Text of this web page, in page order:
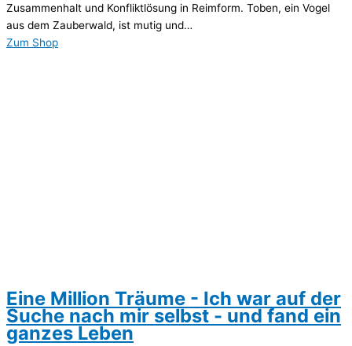
Zusammenhalt und Konfliktlösung in Reimform. Toben, ein Vogel
aus dem Zauberwald, ist mutig und…
Zum Shop
Eine Million Träume - Ich war auf der
Suche nach mir selbst - und fand ein
ganzes Leben